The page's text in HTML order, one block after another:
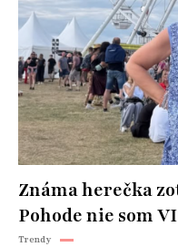
Známa herečka
Pohode nie som
Trendy